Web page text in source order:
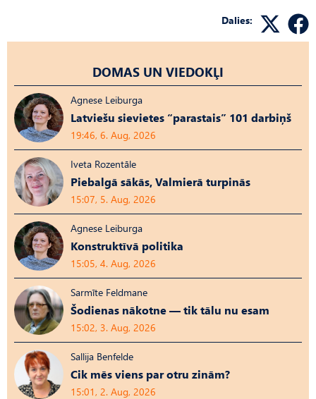
Dalies:
DOMAS UN VIEDOKĻI
Agnese Leiburga
Latviešu sievietes “parastais” 101 darbiņš
19:46, 6. Aug, 2026
Iveta Rozentāle
Piebalgā sākās, Valmierā turpinās
15:07, 5. Aug, 2026
Agnese Leiburga
Konstruktīvā politika
15:05, 4. Aug, 2026
Sarmīte Feldmane
Šodienas nākotne — tik tālu nu esam
15:02, 3. Aug, 2026
Sallija Benfelde
Cik mēs viens par otru zinām?
15:01, 2. Aug, 2026